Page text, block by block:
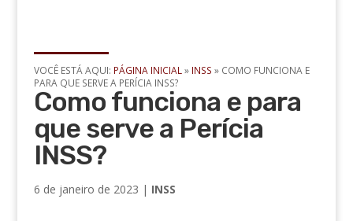
VOCÊ ESTÁ AQUI: PÁGINA INICIAL » INSS » COMO FUNCIONA E
PARA QUE SERVE A PERÍCIA INSS?
Como funciona e para
que serve a Perícia
INSS?
6 de janeiro de 2023 | INSS